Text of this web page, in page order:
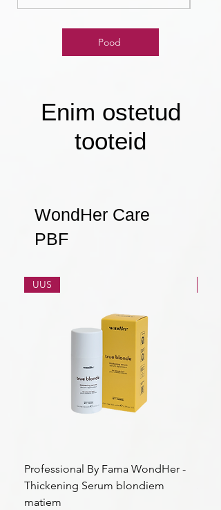
Pood
Enim ostetud
tooteid
WondHer Care
PBF
UUS
Professional By Fama WondHer -
Thickening Serum blondiem
matiem